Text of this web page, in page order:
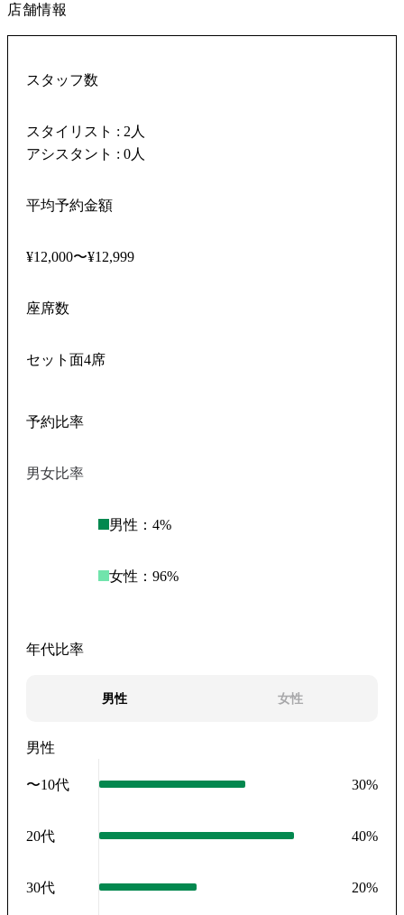
店舗情報
スタッフ数
スタイリスト : 2人
アシスタント : 0人
平均予約金額
¥12,000〜¥12,999
座席数
セット面4席
予約比率
男女比率
男性： 4%
女性： 96%
年代比率
男性 女性
男性
〜10代 30%
20代 40%
30代 20%